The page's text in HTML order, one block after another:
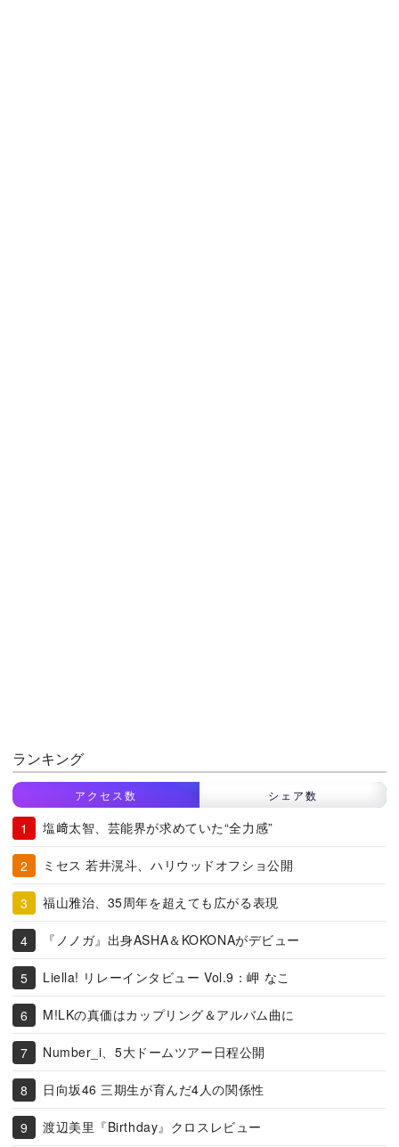
ランキング
アクセス数 シェア数
塩﨑太智、芸能界が求めていた“全力感”
ミセス 若井滉斗、ハリウッドオフショ公開
福山雅治、35周年を超えても広がる表現
『ノノガ』出身ASHA＆KOKONAがデビュー
Liella! リレーインタビュー Vol.9：岬 なこ
M!LKの真価はカップリング＆アルバム曲に
Number_i、5大ドームツアー日程公開
日向坂46 三期生が育んだ4人の関係性
渡辺美里『Birthday』クロスレビュー